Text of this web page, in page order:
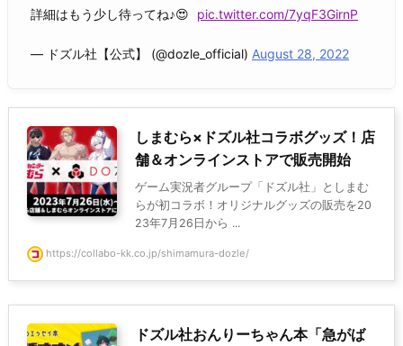
詳細はもう少し待ってね♪😍
pic.twitter.com/7yqF3GirnP
— ドズル社【公式】 (@dozle_official) August 28, 2022
しまむら×ドズル社コラボグッズ！店
舗＆オンラインストアで販売開始
ゲーム実況者グループ「ドズル社」としまむ
らが初コラボ！オリジナルグッズの販売を20
23年7月26日から ...
https://collabo-kk.co.jp/shimamura-dozle/
ドズル社おんりーちゃん本「急がば